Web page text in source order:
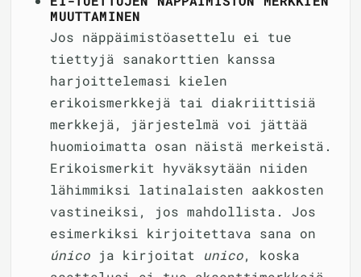
MUUTTAMINEN
Jos näppäimistöasettelu ei tue
tiettyjä sanakorttien kanssa
harjoittelemasi kielen
erikoismerkkejä tai diakriittisiä
merkkejä, järjestelmä voi jättää
huomioimatta osan näistä merkeistä.
Erikoismerkit hyväksytään niiden
lähimmiksi latinalaisten aakkosten
vastineiksi, jos mahdollista. Jos
esimerkiksi kirjoitettava sana on
único ja kirjoitat unico, koska